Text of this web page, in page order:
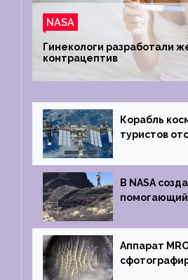
NASA
Гинекологи разработали
контрацептив
Корабль
туристов
на Землю
В NASA
помогающий
Аппарат